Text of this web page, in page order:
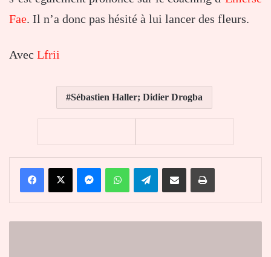
Fae. Il n’a donc pas hésité à lui lancer des fleurs.
Avec Lfrii
Sébastien Haller; Didier Drogba
FacebookX MessengerWhatsAppTelegramPartager par email Imprimer